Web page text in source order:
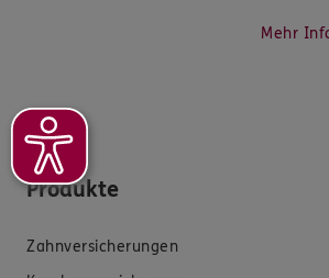
Mehr
Produkte
Zahnversicherungen